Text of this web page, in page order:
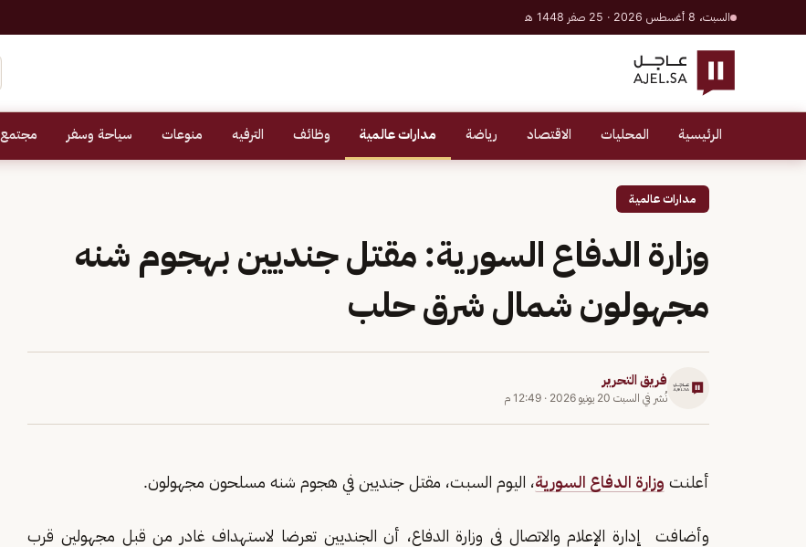
السبت، 8 أغسطس 2026 · 25 صفر 1448 هـ
الرئيسية المحليات الاقتصاد رياضة مدارات عالمية وظائف الترفيه منوعات سياحة وسفر مجتمع
مدارات عالمية
وزارة الدفاع السورية: مقتل جنديين بهجوم شنه
مجهولون شمال شرق حلب
فريق التحرير
نُشر في السبت 20 يونيو 2026 · 12:49 م
أعلنت وزارة الدفاع السورية، اليوم السبت، مقتل جنديين في هجوم شنه مسلحون مجهولون.
وأضافت إدارة الإعلام والاتصال في وزارة الدفاع، أن الجنديين تعرضا لاستهداف غادر من قبل مجهولين قرب